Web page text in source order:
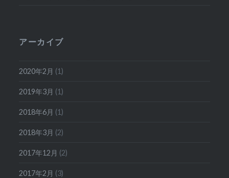
アーカイブ
2020年2月 (1)
2019年3月 (1)
2018年6月 (1)
2018年3月 (2)
2017年12月 (2)
2017年2月 (3)